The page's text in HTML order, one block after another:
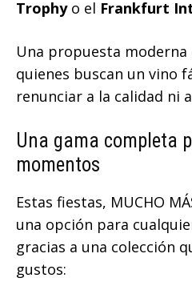
Trophyo el Frankfurt
Una propuesta moderna
quienes buscan un vino
renunciar a la calidad ni
Una gama completa
momentos
Estas fiestas, MUCHO
una opción para
gracias a una colección
gustos: